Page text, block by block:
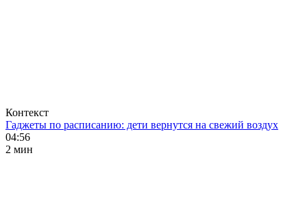
Контекст
Гаджеты по расписанию: дети вернутся на свежий воздух
04:56
2 мин